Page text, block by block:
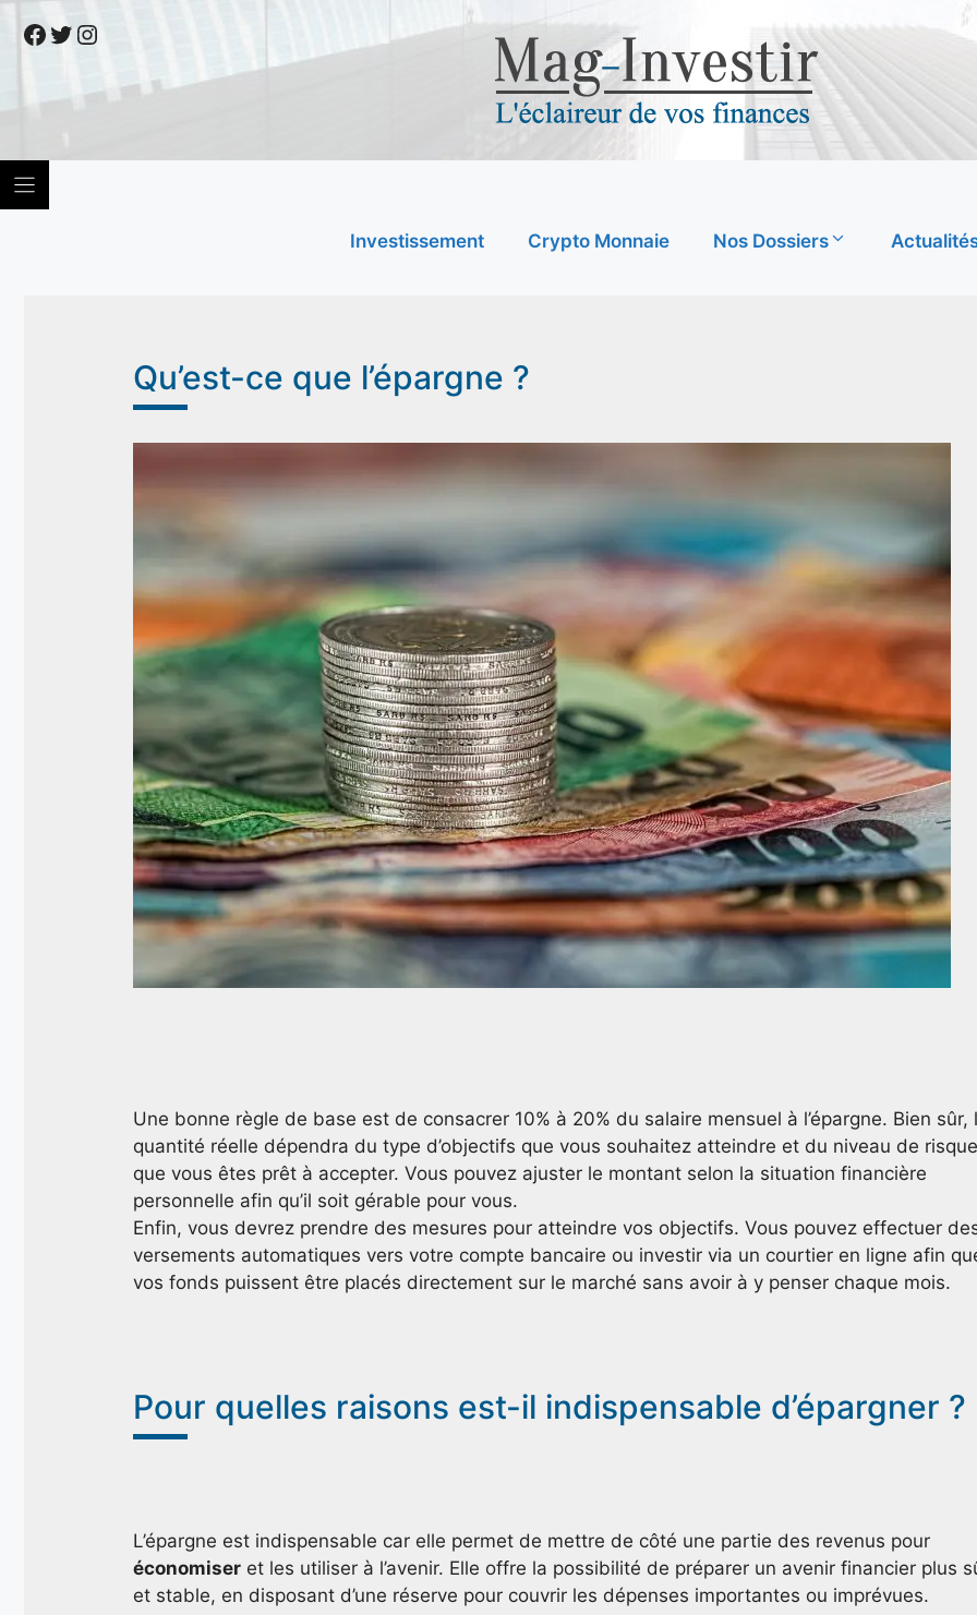
Facebook
Twitter
Instagram
Investissement Crypto Monnaie Nos Dossiers
Qu’est-ce que l’épargne ?
Une bonne règle de base est de consacrer 10% à 20% du salaire mensuel à l’épargne. Bien sûr,
quantité réelle dépendra du type d’objectifs que vous souhaitez atteindre et du niveau de risque
que vous êtes prêt à accepter. Vous pouvez ajuster le montant selon la situation financière
personnelle afin qu’il soit gérable pour vous.
Enfin, vous devrez prendre des mesures pour atteindre vos objectifs. Vous pouvez effectuer
versements automatiques vers votre compte bancaire ou investir via un courtier en ligne afin
vos fonds puissent être placés directement sur le marché sans avoir à y penser chaque mois.
Pour quelles raisons est-il indispensable d’épargner ?
L’épargne est indispensable car elle permet de mettre de côté une partie des revenus pour
économiser et les utiliser à l’avenir. Elle offre la possibilité de préparer un avenir financier plus
et stable, en disposant d’une réserve pour couvrir les dépenses importantes ou imprévues.